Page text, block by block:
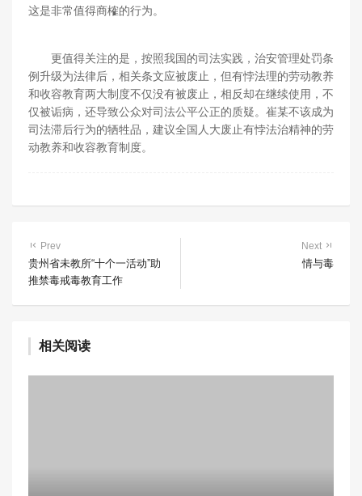
这是非常值得商榷的行为。
更值得关注的是，按照我国的司法实践，治安管理处罚条
例升级为法律后，相关条文应被废止，但有悖法理的劳动教养
和收容教育两大制度不仅没有被废止，相反却在继续使用，不
仅被诟病，还导致公众对司法公平公正的质疑。崔某不该成为
司法滞后行为的牺牲品，建议全国人大废止有悖法治精神的劳
动教养和收容教育制度。
Prev
贵州省未教所“十个一活动”助
推禁毒戒毒教育工作
Next
情与毒
相关阅读